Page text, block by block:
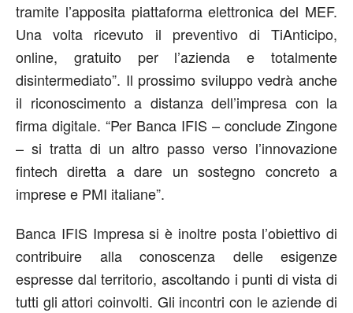
tramite l’apposita piattaforma elettronica del MEF.
Una volta ricevuto il preventivo di TiAnticipo,
online, gratuito per l’azienda e totalmente
disintermediato”. Il prossimo sviluppo vedrà anche
il riconoscimento a distanza dell’impresa con la
firma digitale. “Per Banca IFIS – conclude Zingone
– si tratta di un altro passo verso l’innovazione
fintech diretta a dare un sostegno concreto a
imprese e PMI italiane”.
Banca IFIS Impresa si è inoltre posta l’obiettivo di
contribuire alla conoscenza delle esigenze
espresse dal territorio, ascoltando i punti di vista di
tutti gli attori coinvolti. Gli incontri con le aziende di